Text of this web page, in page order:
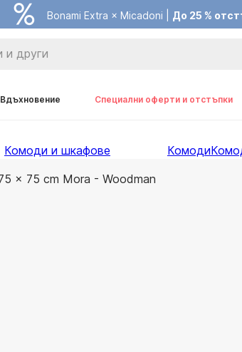
Bonami Extra × Micadoni | До 25 %
Вдъхновение Специални оферти и отстъпки
Комоди и шкафове Комоди